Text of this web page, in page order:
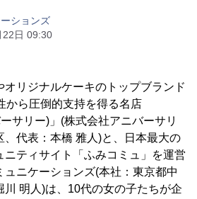
ションズ
22日 09:30
オリジナルケーキのトップブランド
から圧倒的支持を得る名店
サリー)」(株式会社アニバーサリ
、代表：本橋 雅人)と、日本最大の
ニティサイト「ふみコミュ」を運営
ニケーションズ(本社：東京都中
川 明人)は、10代の女の子たちが企